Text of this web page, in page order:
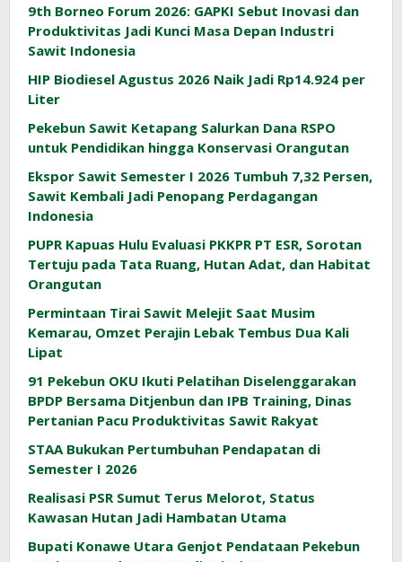
9th Borneo Forum 2026: GAPKI Sebut Inovasi dan
Produktivitas Jadi Kunci Masa Depan Industri
Sawit Indonesia
HIP Biodiesel Agustus 2026 Naik Jadi Rp14.924 per
Liter
Pekebun Sawit Ketapang Salurkan Dana RSPO
untuk Pendidikan hingga Konservasi Orangutan
Ekspor Sawit Semester I 2026 Tumbuh 7,32 Persen,
Sawit Kembali Jadi Penopang Perdagangan
Indonesia
PUPR Kapuas Hulu Evaluasi PKKPR PT ESR, Sorotan
Tertuju pada Tata Ruang, Hutan Adat, dan Habitat
Orangutan
Permintaan Tirai Sawit Melejit Saat Musim
Kemarau, Omzet Perajin Lebak Tembus Dua Kali
Lipat
91 Pekebun OKU Ikuti Pelatihan Diselenggarakan
BPDP Bersama Ditjenbun dan IPB Training, Dinas
Pertanian Pacu Produktivitas Sawit Rakyat
STAA Bukukan Pertumbuhan Pendapatan di
Semester I 2026
Realisasi PSR Sumut Terus Melorot, Status
Kawasan Hutan Jadi Hambatan Utama
Bupati Konawe Utara Genjot Pendataan Pekebun